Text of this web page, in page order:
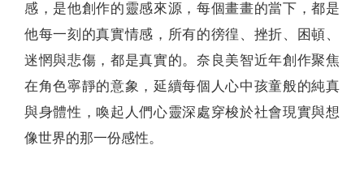
感，是他創作的靈感來源，每個畫畫的當下，都是
他每一刻的真實情感，所有的徬徨、挫折、困頓、
迷惘與悲傷，都是真實的。奈良美智近年創作聚焦
在角色寧靜的意象，延續每個人心中孩童般的純真
與身體性，喚起人們心靈深處穿梭於社會現實與想
像世界的那一份感性。